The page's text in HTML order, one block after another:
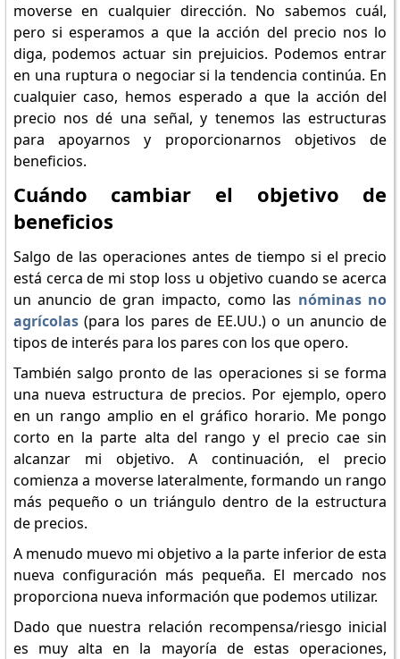
moverse en cualquier dirección. No sabemos cuál,
pero si esperamos a que la acción del precio nos lo
diga, podemos actuar sin prejuicios. Podemos entrar
en una ruptura o negociar si la tendencia continúa. En
cualquier caso, hemos esperado a que la acción del
precio nos dé una señal, y tenemos las estructuras
para apoyarnos y proporcionarnos objetivos de
beneficios.
Cuándo cambiar el objetivo de
beneficios
Salgo de las operaciones antes de tiempo si el precio
está cerca de mi stop loss u objetivo cuando se acerca
un anuncio de gran impacto, como las nóminas no
agrícolas(para los pares de EE.UU.) o un anuncio de
tipos de interés para los pares con los que opero.
También salgo pronto de las operaciones si se forma
una nueva estructura de precios. Por ejemplo, opero
en un rango amplio en el gráfico horario. Me pongo
corto en la parte alta del rango y el precio cae sin
alcanzar mi objetivo. A continuación, el precio
comienza a moverse lateralmente, formando un rango
más pequeño o un triángulo dentro de la estructura
de precios.
A menudo muevo mi objetivo a la parte inferior de esta
nueva configuración más pequeña. El mercado nos
proporciona nueva información que podemos utilizar.
Dado que nuestra relación recompensa/riesgo inicial
es muy alta en la mayoría de estas operaciones,